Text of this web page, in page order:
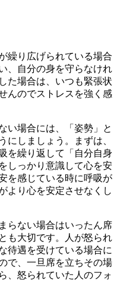
繰り広げられている場合
、自分の身を守らなけれ
た場合は、いつも緊張状
んのでストレスを強く感
い場合には、「姿勢」と
にしましょう。まずは、
を繰り返して「自分自身
しっかり意識して心を安
を感じている時に呼吸が
より心を安定させなくし
らない場合はいったん席
も大切です。人が怒られ
待遇を受けている場合に
で、一旦席を立ちその場
、怒られていた人のフォ